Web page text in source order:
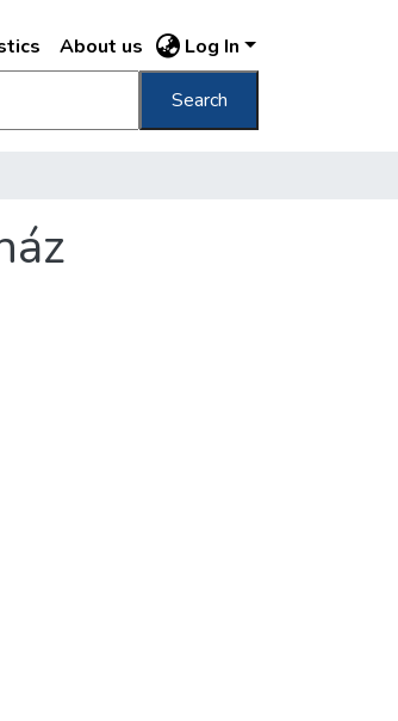
About us Log In
Search